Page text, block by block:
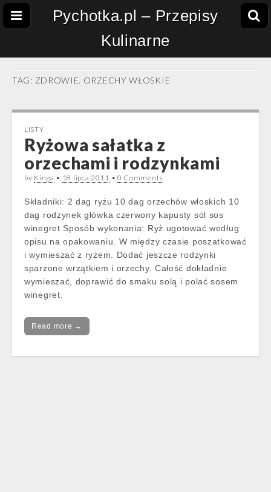
Pychotka.pl – Przepisy
Kulinarne
TAG: ZDROWIE. ORZECHY WŁOSKIE
LISTY
Ryżowa sałatka z
orzechami i rodzynkami
by Kinga • 18 lipca 2011 • 0 Comments
Składniki: 2 dag ryżu 10 dag orzechów włoskich 10
dag rodzynek główka czerwony kapusty sól sos
winegret Sposób wykonania: Ryż ugotować według
opisu na opakowaniu. W między czasie poszatkować
i wymieszać z ryżem. Dodać jeszcze rodzynki
sparzone wrzątkiem i orzechy. Całość dokładnie
wymieszać, doprawić do smaku solą i polać sosem
winegret.
Read more →